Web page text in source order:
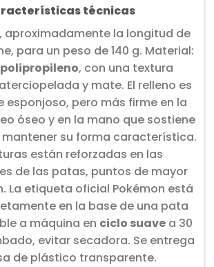
técnicas
aproximadamente la longitud de
para un peso de 140 g. Material:
, con una textura
y mate. El relleno es
esponjoso, pero más firme en la
óseo y en la mano que sostiene
mantener su forma característica.
están reforzadas en las
de las patas, puntos de mayor
La etiqueta oficial Pokémon está
en la base de una pata
a máquina en ciclo suave a 30
evitar secadora. Se entrega
de plástico transparente.